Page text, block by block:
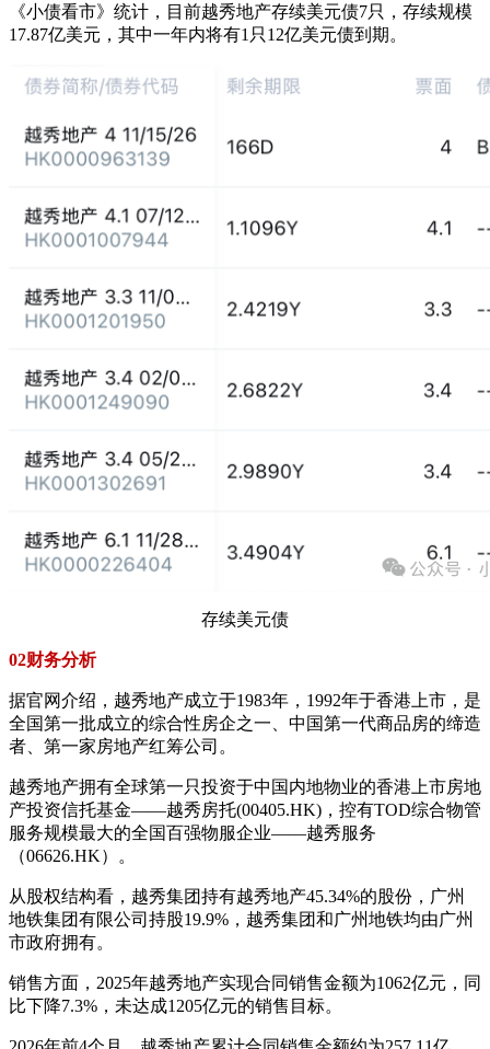
《小债看市》统计，目前越秀地产存续美元债7只，存续规模
17.87亿美元，其中一年内将有1只12亿美元债到期。
存续美元债
02财务分析
据官网介绍，越秀地产成立于1983年，1992年于香港上市，是
全国第一批成立的综合性房企之一、中国第一代商品房的缔造
者、第一家房地产红筹公司。
越秀地产拥有全球第一只投资于中国内地物业的香港上市房地
产投资信托基金——越秀房托(00405.HK)，控有TOD综合物管
服务规模最大的全国百强物服企业——越秀服务
（06626.HK）。
从股权结构看，越秀集团持有越秀地产45.34%的股份，广州
地铁集团有限公司持股19.9%，越秀集团和广州地铁均由广州
市政府拥有。
销售方面，2025年越秀地产实现合同销售金额为1062亿元，同
比下降7.3%，未达成1205亿元的销售目标。